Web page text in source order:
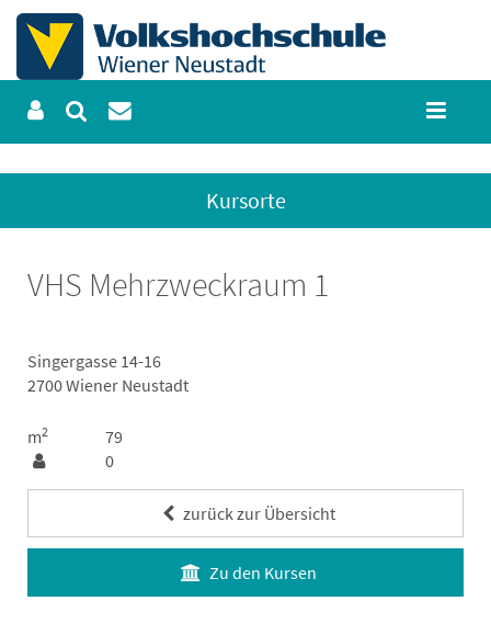
Kursorte
VHS Mehrzweckraum 1
Singergasse 14-16
2700 Wiener Neustadt
m2
79
0
zurück zur Übersicht
Zu den Kursen